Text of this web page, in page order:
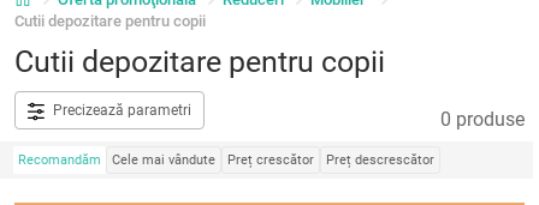
Cutii depozitare pentru copii
Cutii depozitare pentru copii
Precizează parametri 0 produse
Recomandăm Cele mai vândute Preț crescător Preț descrescător